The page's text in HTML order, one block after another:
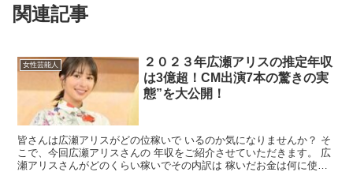
関連記事
女性芸能人
２０２３年広瀬アリスの推定年収
は3億超！CM出演7本の驚きの実
態”を大公開！
皆さんは広瀬アリスがどの位稼いで いるのか気になりませんか？ そ
こで、今回広瀬アリスさんの 年収をご紹介させていただきます。 広
瀬アリスさんがどのくらい稼いでその内訳は 稼いだお金は何に使わ